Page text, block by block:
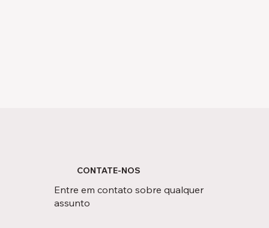
CONTATE-NOS
Entre em contato sobre qualquer
assunto